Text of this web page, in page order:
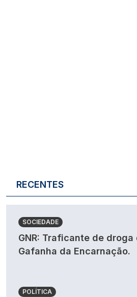
RECENTES
SOCIEDADE
GNR: Traficante de
Gafanha da Encarnação.
POLÍTICA